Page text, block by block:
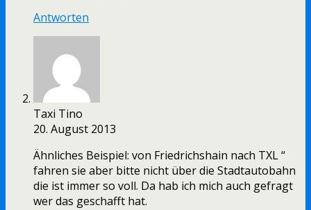
Antworten
Taxi Tino
20. August 2013
Ähnliches Beispiel: von Friedrichshain nach TXL “
fahren sie aber bitte nicht über die Stadtautobahn
die ist immer so voll. Da hab ich mich auch gefragt
wer das geschafft hat.